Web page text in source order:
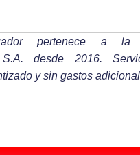
pertenece a la
S.A. desde 2016.
y sin gastos